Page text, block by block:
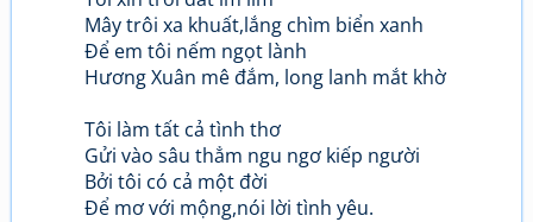
Mây trôi xa khuất,lắng chìm biển xanh
Để em tôi nếm ngọt lành
Hương Xuân mê đắm, long lanh mắt khờ
Tôi làm tất cả tình thơ
Gửi vào sâu thẳm ngu ngơ kiếp người
Bởi tôi có cả một đời
Để mơ với mộng,nói lời tình yêu.